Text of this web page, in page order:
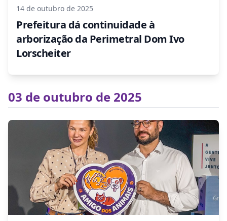
14 de outubro de 2025
Prefeitura dá continuidade à
arborização da Perimetral Dom Ivo
Lorscheiter
03 de outubro de 2025